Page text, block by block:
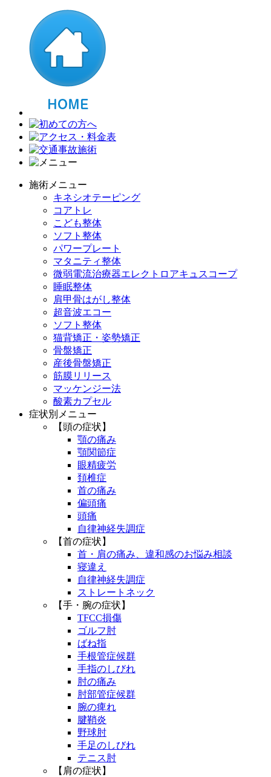
施術メニュー
キネシオテーピング
コアトレ
こども整体
ソフト整体
パワープレート
マタニティ整体
微弱電流治療器エレクトロアキュスコープ
睡眠整体
肩甲骨はがし整体
超音波エコー
ソフト整体
猫背矯正・姿勢矯正
骨盤矯正
産後骨盤矯正
筋膜リリース
マッケンジー法
酸素カプセル
症状別メニュー
【頭の症状】
顎の痛み
顎関節症
眼精疲労
頚椎症
首の痛み
偏頭痛
頭痛
自律神経失調症
【首の症状】
首・肩の痛み、違和感のお悩み相談
寝違え
自律神経失調症
ストレートネック
【手・腕の症状】
TFCC損傷
ゴルフ肘
ばね指
手根管症候群
手指のしびれ
肘の痛み
肘部管症候群
腕の痺れ
腱鞘炎
野球肘
手足のしびれ
テニス肘
【肩の症状】